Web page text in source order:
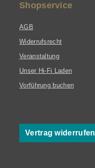
Shopservice
AGB
Widerrufsrecht
Veranstaltung
Unser Hi-Fi Laden
Vorführung buchen
Vertrag widerrufen